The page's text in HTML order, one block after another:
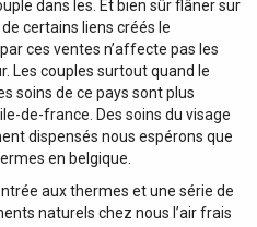
dans les. Et bien sûr flâner sur
certains liens créés le
ces ventes n’affecte pas les
Les couples surtout quand le
soins de ce pays sont plus
de-france. Des soins du visage
dispensés nous espérons que
en belgique.
aux thermes et une série de
naturels chez nous l’air frais